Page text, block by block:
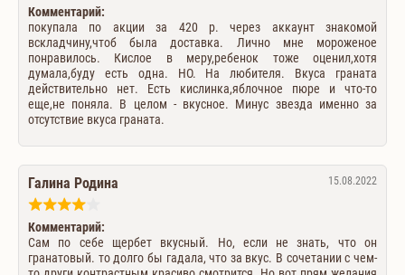
Комментарий:
покупала по акции за 420 р. через аккаунт знакомой
вскладчину,чтоб была доставка. Лично мне мороженое
понравилось. Кислое в меру,ребенок тоже оценил,хотя
думала,буду есть одна. НО. На любителя. Вкуса граната
действительно нет. Есть кислинка,яблочное пюре и что-то
еще,не поняла. В целом - вкусное. Минус звезда именно за
отсутствие вкуса граната.
15.08.2022
Галина Родина
Комментарий:
Сам по себе щербет вкусный. Но, если не знать, что он
гранатовый. то долго бы гадала, что за вкус. В сочетании с чем-